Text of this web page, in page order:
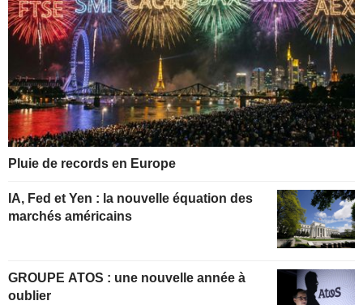
Pluie de records en Europe
IA, Fed et Yen : la nouvelle équation des
marchés américains
GROUPE ATOS : une nouvelle année à
oublier